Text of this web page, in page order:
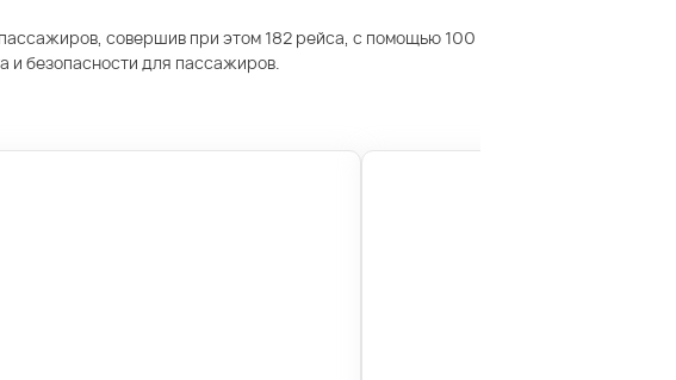
совершив при этом 182 рейса, с помощью 100
и безопасности для пассажиров.